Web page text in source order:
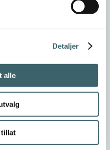
Detaljer
alle
tillat
til felles